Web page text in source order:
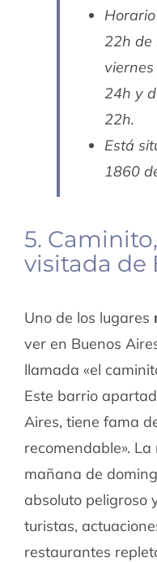
22h de
24h y
22h.
Está
1860
5.
visitada de
Uno de los lugares
ver en Buenos
llamada «el
Este barrio
Aires, tiene fama
recomendable».
mañana de
absoluto peligroso
turistas,
restaurantes